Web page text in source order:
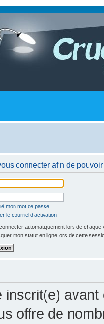
connecter afin de
mon mot de passe
le courriel d’activation
automatiquement lors de chaque
mon statut en ligne lors de cette
inscrit(e) avant
offre de